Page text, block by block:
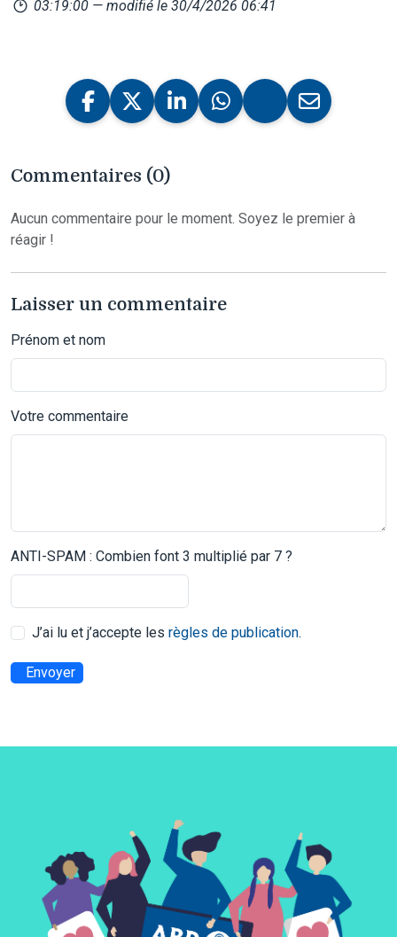
03:19:00 — modifié le 30/4/2026 06:41
Commentaires (0)
Aucun commentaire pour le moment. Soyez le premier à
réagir !
Laisser un commentaire
Prénom et nom
Votre commentaire
ANTI-SPAM : Combien font 3 multiplié par 7 ?
J’ai lu et j’accepte les règles de publication.
Envoyer